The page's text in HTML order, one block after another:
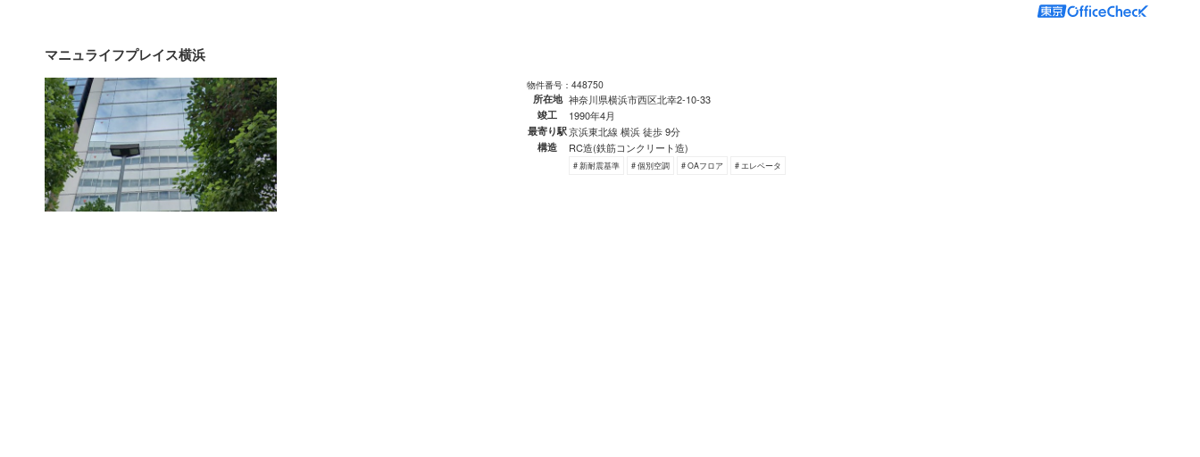
マニュライフプレイス横浜
物件番号：448750
所在地 神奈川県横浜市西区北幸2-10-33
竣工 1990年4月
最寄り駅京浜東北線 横浜 徒歩 9分
構造 RC造(鉄筋コンクリート造)
# 新耐震基準 # 個別空調 # OAフロア # エレベータ